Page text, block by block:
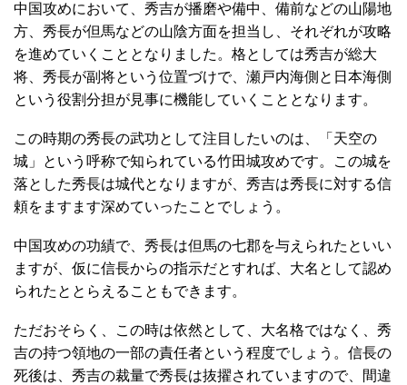
中国攻めにおいて、秀吉が播磨や備中、備前などの山陽地
方、秀長が但馬などの山陰方面を担当し、それぞれが攻略
を進めていくこととなりました。格としては秀吉が総大
将、秀長が副将という位置づけで、瀬戸内海側と日本海側
という役割分担が見事に機能していくこととなります。
この時期の秀長の武功として注目したいのは、「天空の
城」という呼称で知られている竹田城攻めです。この城を
落とした秀長は城代となりますが、秀吉は秀長に対する信
頼をますます深めていったことでしょう。
中国攻めの功績で、秀長は但馬の七郡を与えられたといい
ますが、仮に信長からの指示だとすれば、大名として認め
られたととらえることもできます。
ただおそらく、この時は依然として、大名格ではなく、秀
吉の持つ領地の一部の責任者という程度でしょう。信長の
死後は、秀吉の裁量で秀長は抜擢されていますので、間違